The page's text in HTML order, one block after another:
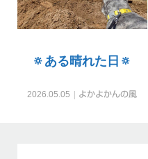
🔅ある晴れた日🔅
2026.05.05 よかよかんの風